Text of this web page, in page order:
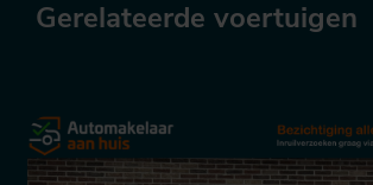
Gerelateerde voertuigen